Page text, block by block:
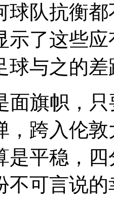
球队抗衡
示了这些
球与之的
旗帜，只
，跨入伦
是平稳，
不可言说